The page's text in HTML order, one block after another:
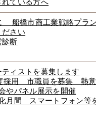
ている方へ
船橋市商工業戦略プラ
さい
診断
ィストを募集します
用 市職員を募集 熱意
やパネル展示を開催
月間 スマートフォン等